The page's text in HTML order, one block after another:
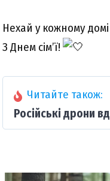
Нехай у кожному
З Днем сім’ї!
Читайте також:
Російські дрони